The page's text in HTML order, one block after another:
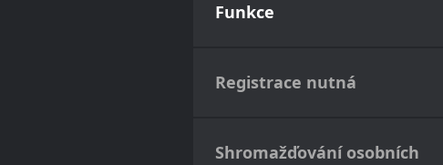
Funkce
Registrace nutná
Shromažďování osobních